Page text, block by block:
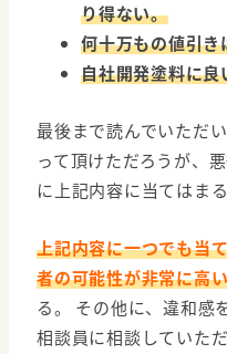
り得ない。
何十万もの値引
自社開発塗料に良
最後まで読んでいただ
って頂けただろうが、
に上記内容に当てはまる
上記内容に一つでも当
者の可能性が非常に高
る。 その他に、違和感
相談員に相談していた